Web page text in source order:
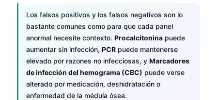
Los falsos positivos y los falsos negativos son lo
bastante comunes como para que cada panel
anormal necesite contexto. Procalcitonina puede
aumentar sin infección, PCR puede mantenerse
elevado por razones no infecciosas, y Marcadores
de infección del hemograma (CBC) puede verse
alterado por medicación, deshidratación o
enfermedad de la médula ósea.
Nederlands
हिन्दी
Bahasa Indonesia
Հայերեն
Íslenska
Српски језик